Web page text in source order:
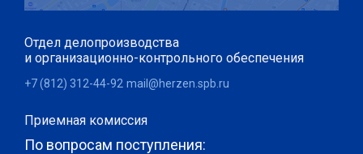
Отдел делопроизводства
и организационно-контрольного обеспечения
+7 (812) 312-44-92 mail@herzen.spb.ru
Приемная комиссия
По вопросам поступления: